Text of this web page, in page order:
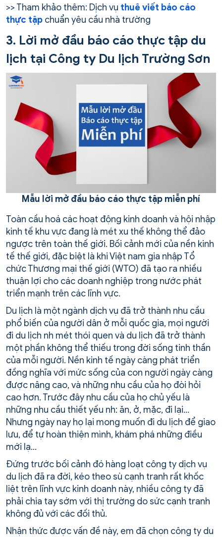
>> Tham khảo thêm: Dịch vụ thuê viết báo cáo
thực tập chuẩn yêu cầu nhà trường
3. Lời mở đầu báo cáo thực tập du
lịch tại Công ty Du lịch Trường Sơn
Mẫu lời mở đầu báo cáo thực tập miễn phí
Toàn cầu hoá các hoạt động kinh doanh và hội nhập
kinh tế khu vực đang là mét xu thế không thể đảo
ngược trên toàn thế giới. Bối cảnh mới của nền kinh
tế thế giới, đặc biệt là khi Việt nam gia nhập Tổ
chức Thương mại thế giới (WTO) đã tạo ra nhiều
thuận lợi cho các doanh nghiệp trong nước phát
triển mạnh trên các lĩnh vực.
Du lịch là một ngành dịch vụ đã trở thành nhu cầu
phổ biến của người dân ở mỗi quốc gia, mọi người
đi du lịch nh­ mét thói quen và du lịch đã trở thành
một phần không thể thiếu trong đời sống tinh thần
của mỗi người. Nền kinh tế ngày càng phát triển
đồng nghĩa với mức sống của con người ngày càng
được nâng cao, và những nhu cầu của họ đòi hỏi
cao hơn. Trước đây nhu cầu của họ chủ yếu là
những nhu cầu thiết yếu nh­: ăn, ở, mặc, đi lại…
Nhưng ngày nay họ lại mong muốn đi du lịch để giao
lưu, để tự hoàn thiện mình, khám phá những điều
mới lạ…
Đứng trước bối cảnh đó hàng loạt công ty dịch vụ
du lịch đã ra đời, kéo theo sù cạnh tranh rất khốc
liệt trên lĩnh vực kinh doanh này, nhiều công ty đã
phải chia tay sớm với thị trường do sức cạnh tranh
không đủ với các đối thủ.
Nhận thức được vấn đề này, em đã chọn công ty du